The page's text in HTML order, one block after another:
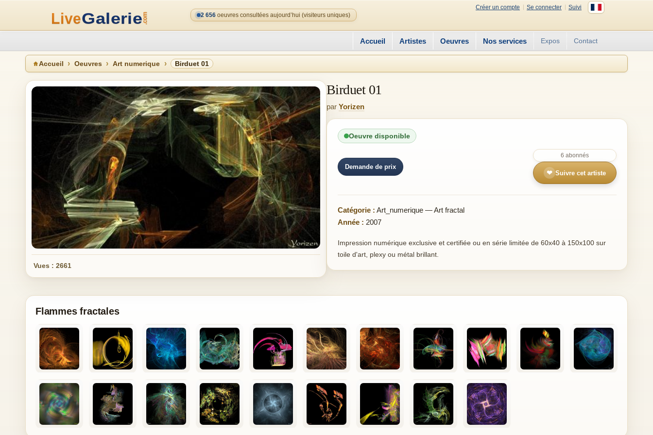
Créer un compte Se connecter
Suivi
2 656 oeuvres consultées aujourd’hui (visiteurs uniques)
Accueil Artistes Oeuvres Nos services Expos Contact
Accueil Oeuvres Art numerique Birduet 01
Vues : 2661
Birduet 01
par Yorizen
Oeuvre disponible
Demande de prix
6 abonnés
❤ Suivre cet artiste
Catégorie : Art_numerique — Art fractal
Année : 2007
Impression numérique exclusive et certifiée ou en série limitée de 60x40 à 150x100 sur
toile d'art, plexy ou métal brillant.
Flammes fractales